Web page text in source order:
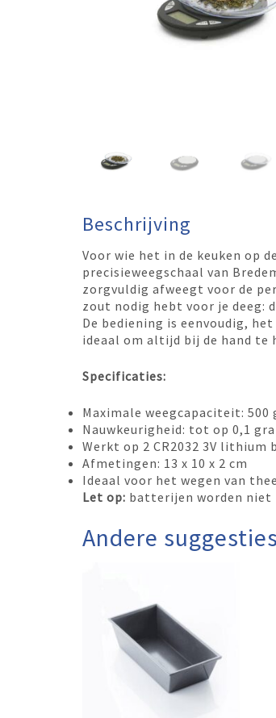
Beschrijving
Voor wie het in de keuken op
precisieweegschaal van
zorgvuldig afweegt voor de
zout nodig hebt voor je deeg:
De bediening is eenvoudig,
ideaal om altijd bij de hand te
Specificaties:
Maximale weegcapaciteit: 500
Nauwkeurigheid: tot op 0,1
Werkt op 2 CR2032 3V
Afmetingen: 13 x 10 x 2 cm
Ideaal voor het wegen van
Let op: batterijen worden niet
Andere